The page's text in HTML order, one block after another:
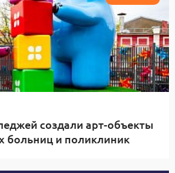
создали арт-объекты
больниц и поликлиник